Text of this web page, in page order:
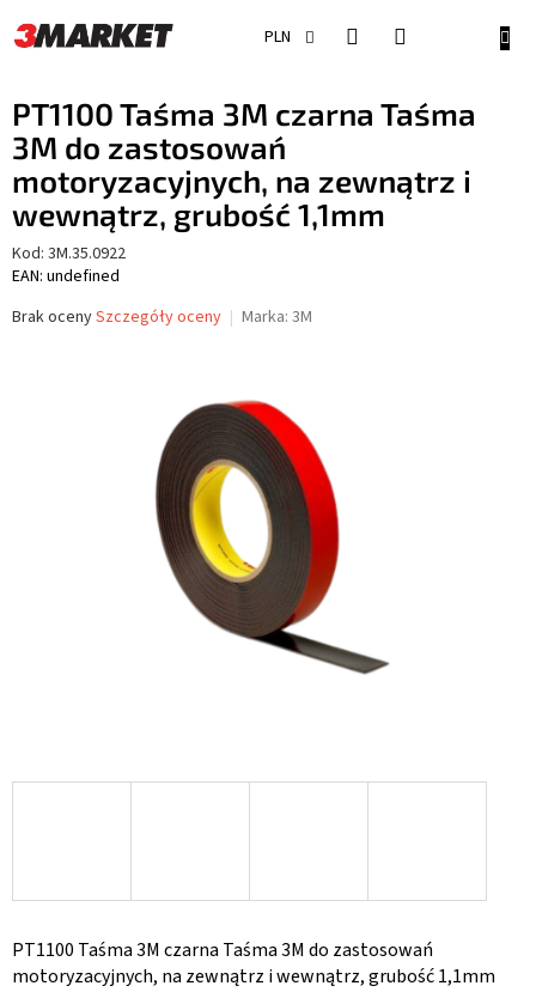
do
treści
PLN
PT1100 Taśma 3M czarna Taśma
3M do zastosowań
motoryzacyjnych, na zewnątrz i
wewnątrz, grubość 1,1mm
Kod: 3M.35.0922
EAN: undefined
Średnia
Brak ocenySzczegóły oceny Marka: 3M
PT1100 Taśma 3M czarna Taśma 3M do zastosowań
motoryzacyjnych, na zewnątrz i wewnątrz, grubość 1,1mm